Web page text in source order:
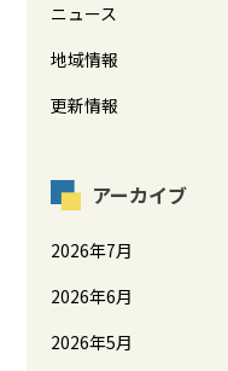
ニュース
地域情報
更新情報
アーカイブ
2026年7月
2026年6月
2026年5月